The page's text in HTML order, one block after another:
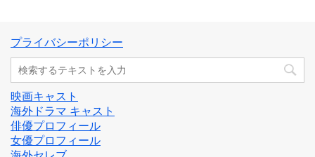
プライバシーポリシー
映画キャスト
海外ドラマ キャスト
俳優プロフィール
女優プロフィール